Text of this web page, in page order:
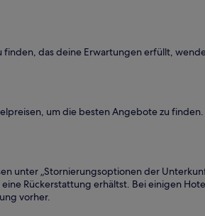
finden, das deine Erwartungen erfüllt,
um die besten Angebote zu finden.
unter „Stornierungsoptionen der
Rückerstattung erhältst. Bei einigen
vorher.